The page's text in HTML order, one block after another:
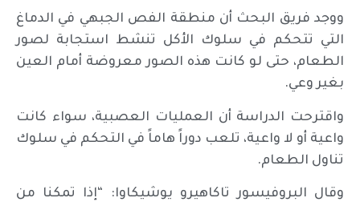
ووجد فريق البحث أن منطقة الفص الجبهي في الدماغ
التي تتحكم في سلوك الأكل تنشط استجابة لصور
الطعام، حتى لو كانت هذه الصور معروضة أمام العين
بغير وعي.
واقترحت الدراسة أن العمليات العصبية، سواء كانت
واعية أو لا واعية، تلعب دوراً هاماً في التحكم في سلوك
تناول الطعام.
وقال البروفيسور تاكاهيرو يوشيكاوا: “إذا تمكنا من